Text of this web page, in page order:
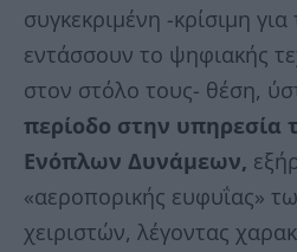
συγκεκριμένη -κρίσιμη
εντάσσουν το ψηφιακής
στον στόλο τους- θέση,
περίοδο στην υπηρεσία
Ενόπλων Δυνάμεων,
«αεροπορικής ευφυΐας»
χειριστών, λέγοντας